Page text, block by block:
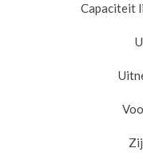
Capaciteit